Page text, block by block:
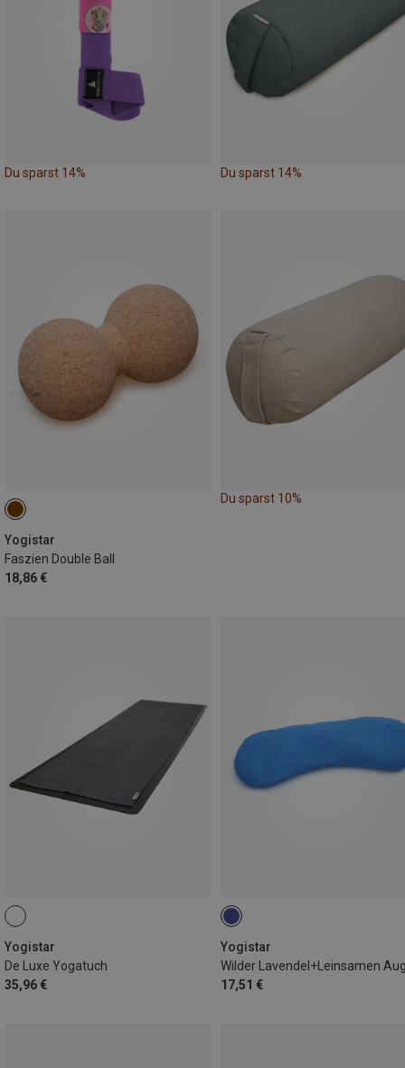
Du sparst 14% Du sparst 14%
Yogistar
Faszien Double Ball
18,86 €
Du sparst 10%
Yogistar
De Luxe Yogatuch
35,96 €
Yogistar
17,51 €